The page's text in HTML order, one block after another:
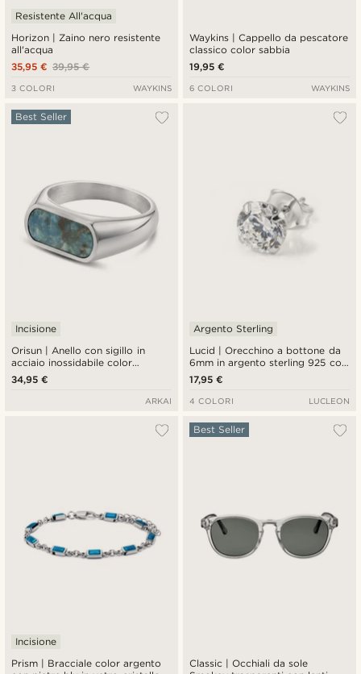
Horizon | Zaino nero resistente
all'acqua
Resistente All'acqua
39,95 €
35,95 €
3 COLORI WAYKINS
Waykins | Cappello da pescatore
classico color sabbia
19,95 €
6 COLORI WAYKINS
Orisun | Anello con sigillo in
acciaio inossidabile color
argento e pietra Apatite
Best Seller
Incisione
34,95 €
ARKAI
Lucid | Orecchino a bottone da
6mm in argento sterling 925 con
zircone rotondo
Argento Sterling
17,95 €
4 COLORI LUCLEON
Prism | Bracciale color argento
Incisione
Classic | Occhiali da sole
Best Seller